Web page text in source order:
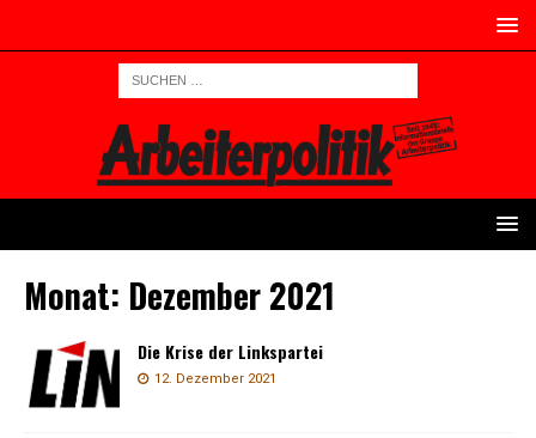
Monat: Dezember 2021
Die Krise der Linkspartei
12. Dezember 2021